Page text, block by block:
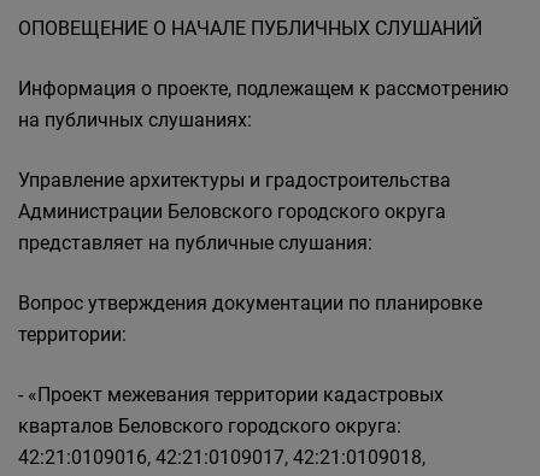
ОПОВЕЩЕНИЕ О НАЧАЛЕ ПУБЛИЧНЫХ СЛУШАНИЙ
Информация о проекте, подлежащем к рассмотрению
на публичных слушаниях:
Управление архитектуры и градостроительства
Администрации Беловского городского округа
представляет на публичные слушания:
Вопрос утверждения документации по планировке
территории:
- «Проект межевания территории кадастровых
кварталов Беловского городского округа:
42:21:0109016, 42:21:0109017, 42:21:0109018,